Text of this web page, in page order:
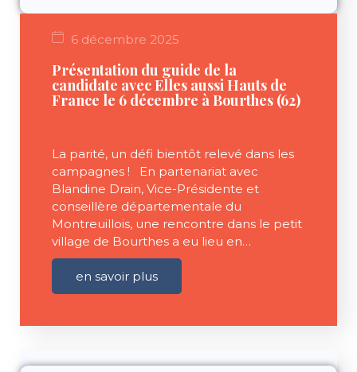
6 décembre 2025
Présentation du guide de la
candidate avec Elles aussi Hauts de
France le 6 décembre à Bourthes (62)
La parité, un défi bientôt relevé dans les
campagnes ! En partenariat avec
Blandine Drain, Vice-Présidente et
conseillère départementale du
Montreuillois, une rencontre dans le petit
village de Bourthes a eu lieu en…
en savoir plus